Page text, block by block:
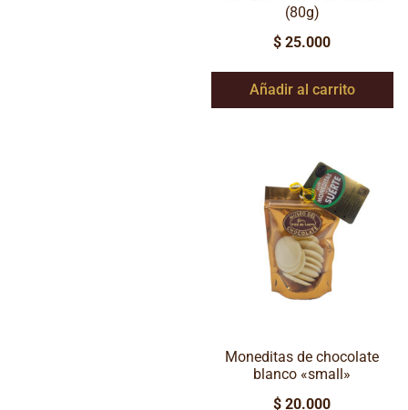
(80g)
$ 25.000
Añadir al carrito
Moneditas de chocolate
blanco «small»
$ 20.000